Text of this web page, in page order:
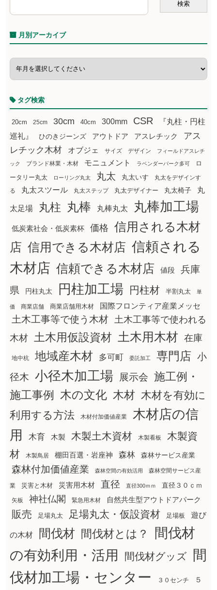
月別アーカイブ
タグ検索
20cm 25cm 30cm 40cm 300mm CSR
『丸柱・円柱
巡礼』
ひのきジーンズ アウトドア アスレチック
アス
レチック木材
オブジェ サイズ デザイン フィールドアスレチ
ック ブランド林業・木材 モニュメント ラベンダーパーク多可
ロ
ータリー丸太
ローリング丸太 丸太 丸太いす
丸太をデザインす
る
丸太スツール 丸太ステップ 丸太デザイナー 丸太椅子 丸
太足場 丸柱 丸棒 丸棒丸太 丸棒加工場
低炭素社会・低炭素杯 価格
信用される木材
店 信用できる木材店 信頼される
木材店 信頼できる木材店 値段
兵庫
県
円柱丸太 円柱加工場 円柱材 半割丸太 単
価 商業店舗 商業店舗用木材 国際フロンティア産業メッセ
土木工事等で使う木材
土木工事等で使われる
木材
土木用仮設資材 土木用木材 在庫
地中杭 地域産木材 多可町 委託加工 専門店 小
径木 小径木加工場 展示会 施工例・
施工事例
木の文化 木材 木材を有効に
利用する方法
木材付加価値産業
木材店の信
用
木育 木製 木製土木資材 木製看板
木製資
材
木製鳥居 棚田百選・岩座神 森林 森林サービス産業
森林付加価値産業 森林空間の有効活用 森林空間サービス産
業 災害と木材 災害用木材 直径 直径300ｍｍ 直径３０ｃｍ
矢板 神社仏閣 緊急用木材 自然共生型アウトドアパーク
販売 足場丸太 足場丸太・仮設資材 足場板 遊び
の木材 間伐材 間伐材とは？
間伐材
の有効利用・活用
間伐材グッズ
間
伐材加工場・センター
３０センチ ５